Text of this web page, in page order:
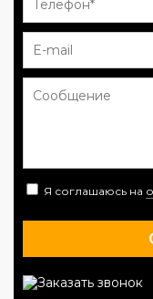
Я соглашаюсь на